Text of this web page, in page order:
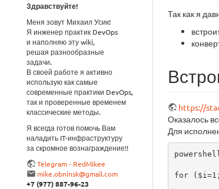
Здравствуйте!
Меня зовут Михаил Усик!
Я инженер практик DevOps
и наполняю эту wiki,
решая разнообразные
задачи.
В своей работе я активно
использую как самые
современные практики DevOps,
так и проверенные временем
классические методы.
Я всегда готов помочь Вам
наладить IT-инфраструктуру
за скромное вознаграждение!!
Telegram - RedMikee
mike.obninsk@gmail.com
+7 (977) 887-96-23
Так как я
https://
Оказалось
Для
for